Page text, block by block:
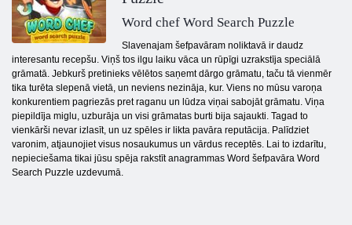
Word chef Word Search Puzzle
Slavenajam šefpavāram noliktavā ir daudz
interesantu recepšu. Viņš tos ilgu laiku vāca un rūpīgi uzrakstīja speciālā
grāmatā. Jebkurš pretinieks vēlētos saņemt dārgo grāmatu, taču tā vienmēr
tika turēta slepenā vietā, un neviens nezināja, kur. Viens no mūsu varoņa
konkurentiem pagriezās pret raganu un lūdza viņai sabojāt grāmatu. Viņa
piepildīja miglu, uzburāja un visi grāmatas burti bija sajaukti. Tagad to
vienkārši nevar izlasīt, un uz spēles ir likta pavāra reputācija. Palīdziet
varonim, atjaunojiet visus nosaukumus un vārdus receptēs. Lai to izdarītu,
nepieciešama tikai jūsu spēja rakstīt anagrammas Word šefpavāra Word
Search Puzzle uzdevumā.